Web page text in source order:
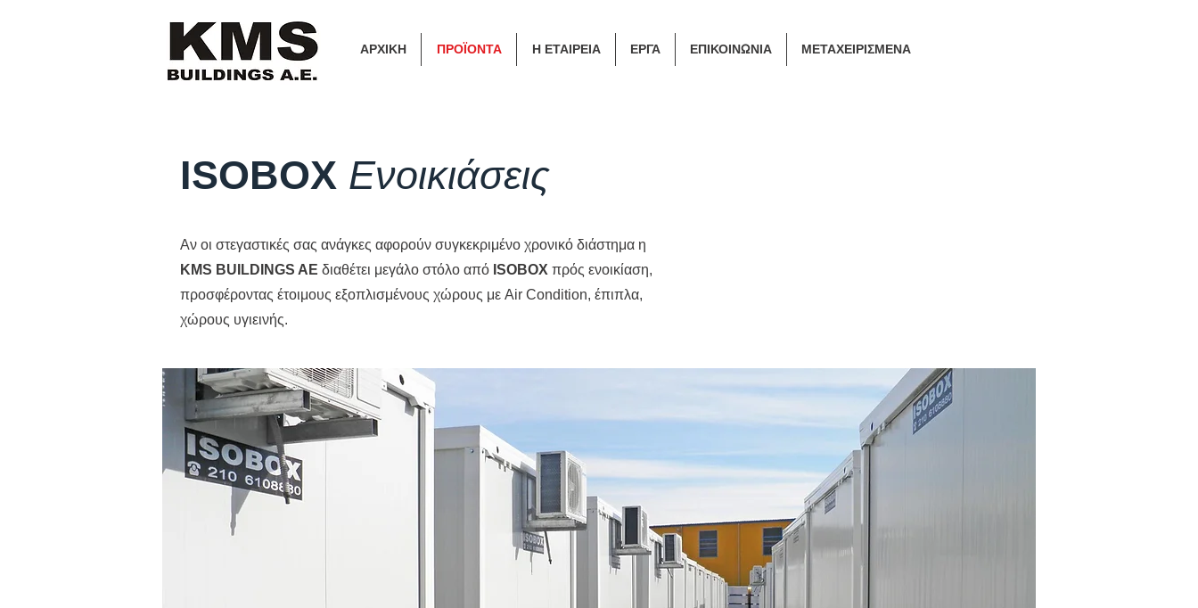
ΑΡΧΙΚΗ ΠΡΟΪΟΝΤΑ Η ΕΤΑΙΡΕΙΑ ΕΡΓΑ ΕΠΙΚΟΙΝΩΝΙΑ ΜΕΤΑΧΕΙΡΙΣΜΕΝΑ
ISOBOX Ενοικιάσεις
Αν οι στεγαστικές σας ανάγκες αφορούν συγκεκριμένο χρονικό διάστημα η
KMS BUILDINGS AE διαθέτει μεγάλο στόλο από ISOBOX πρός ενοικίαση,
προσφέροντας έτοιμους εξοπλισμένους χώρους με Air Condition, έπιπλα,
χώρους υγιεινής.